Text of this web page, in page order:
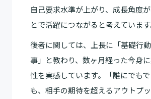
自己要求水準が上がり、成長角度
とで活躍につながると考えています
後者に関しては、上長に「基礎行
事」と教わり、数ヶ月経った今身
性を実感しています。「誰にでも
も、相手の期待を超えるアウトプッ